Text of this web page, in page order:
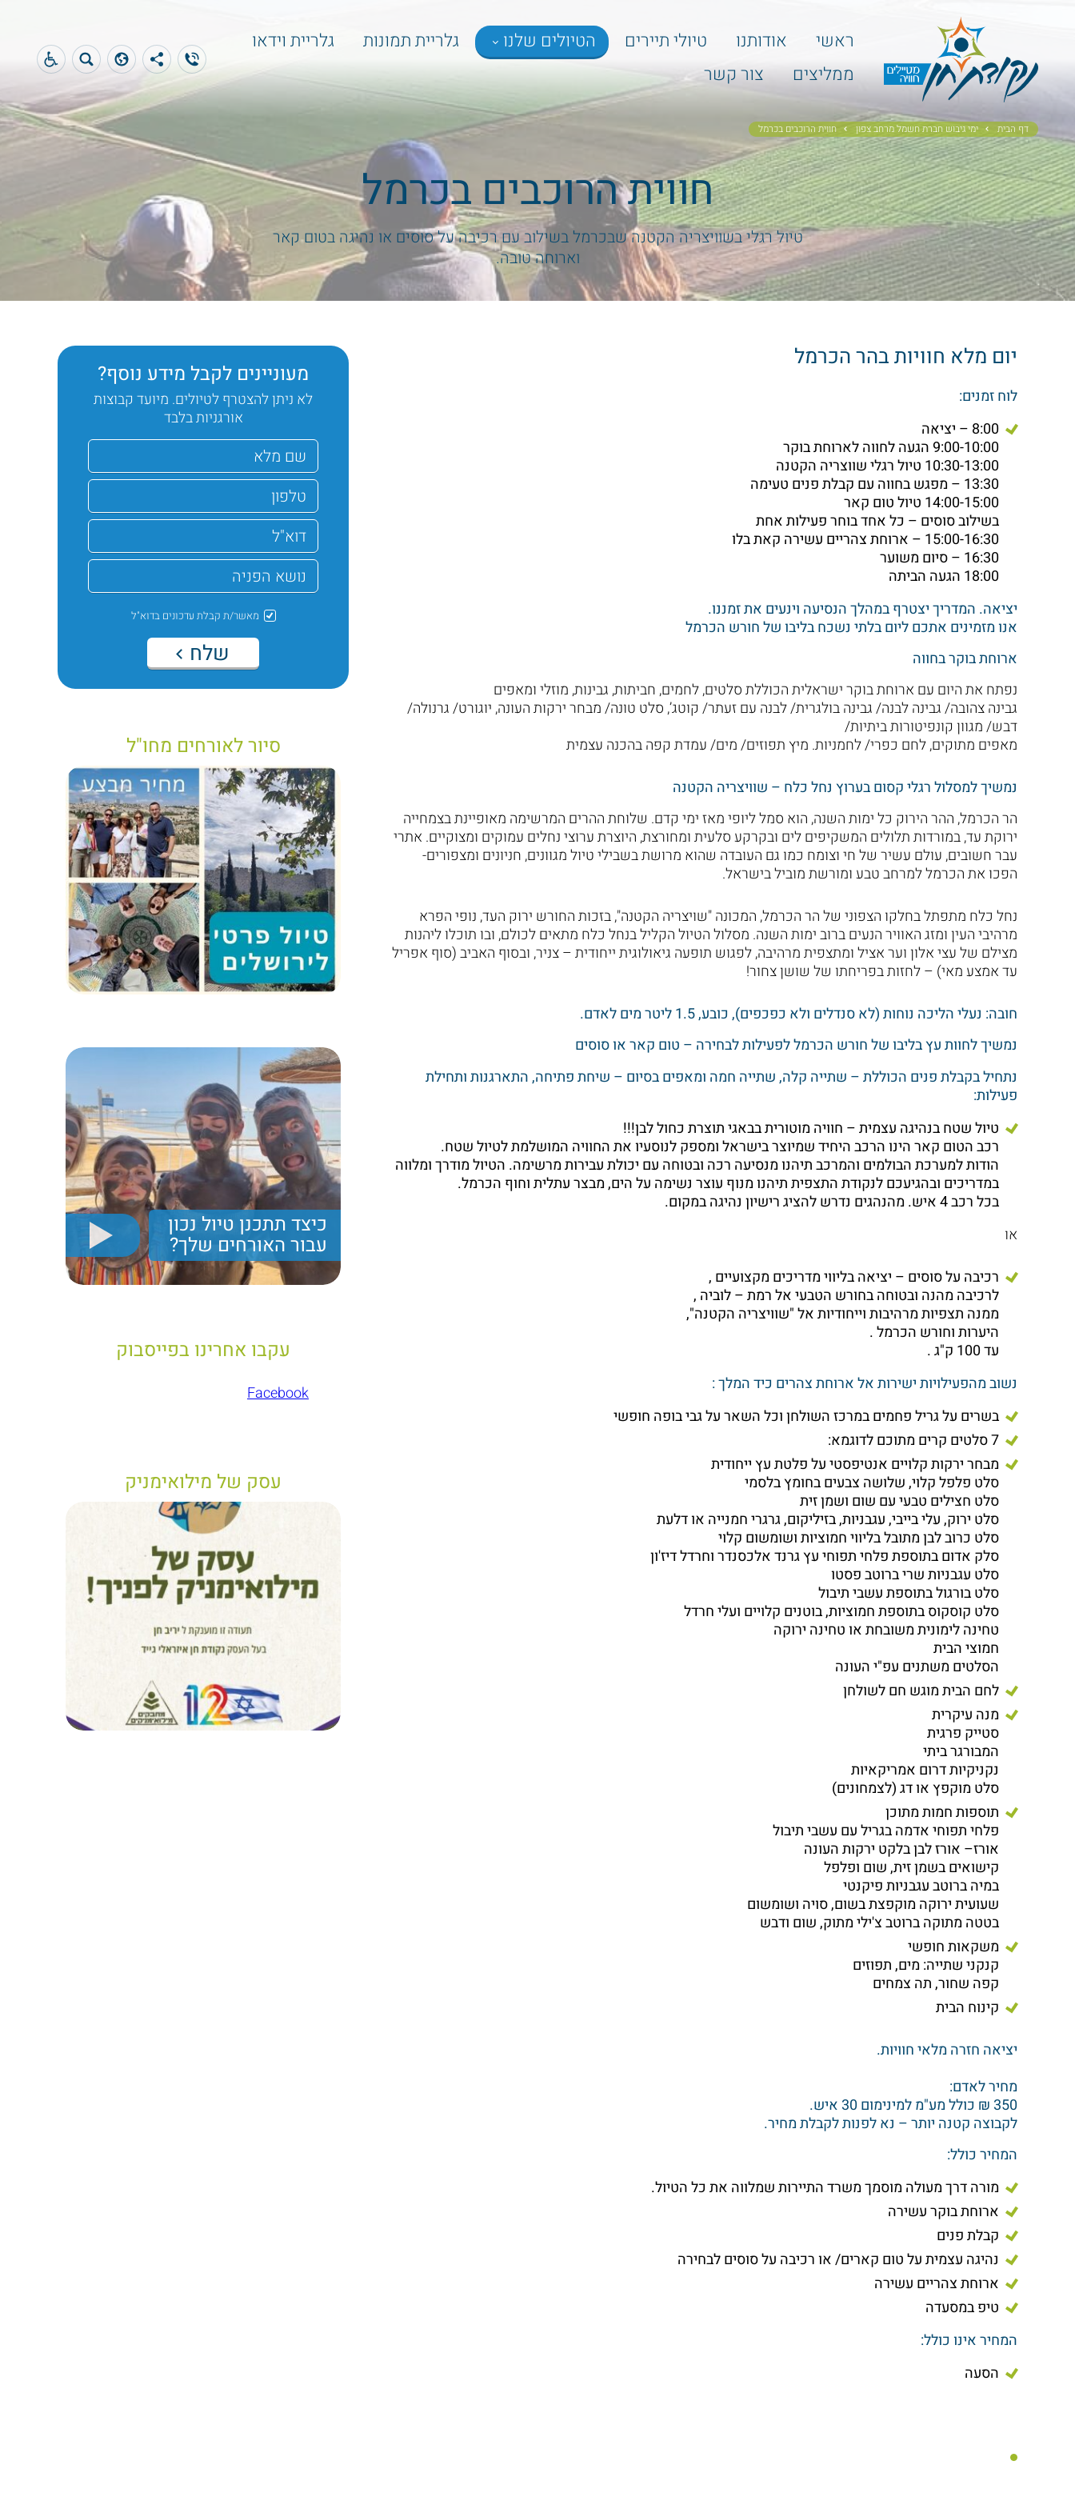
ראשי אודותנו טיולי תיירים הטיולים שלנו גלריית תמונות
גלריית וידאו
ממליצים
צור קשר
דף הבית ימי גיבוש חברת חשמל מרחב צפון חווית הרוכבים בכרמל
חווית הרוכבים בכרמל
טיול רגלי בשוויצריה הקטנה שבכרמל בשילוב עם רכיבה על סוסים או נהיגה בטום קאר
וארוחה טובה.
יום מלא חוויות בהר הכרמל
לוח זמנים:
8:00 – יציאה
9:00-10:00 הגעה לחווה לארוחת בוקר
10:30-13:00 טיול רגלי שווצריה הקטנה
13:30 – מפגש בחווה עם קבלת פנים טעימה
14:00-15:00 טיול טום קאר
בשילוב סוסים – כל אחד בוחר פעילות אחת
15:00-16:30 – ארוחת צהריים עשירה קאת בלו
16:30 – סיום משוער
18:00 הגעה הביתה
יציאה. המדריך יצטרף במהלך הנסיעה וינעים את זמננו.
אנו מזמינים אתכם ליום בלתי נשכח בליבו של חורש הכרמל
ארוחת בוקר בחווה
נפתח את היום עם ארוחת בוקר ישראלית הכוללת סלטים, לחמים, חביתות, גבינות, מוזלי ומאפים
גבינה צהובה/ גבינה לבנה/ גבינה בולגרית/ לבנה עם זעתר/ קוטג’, סלט טונה/ מבחר ירקות העונה, יוגורט/ גרנולה/
דבש/ מגוון קונפיטורות ביתיות/
מאפים מתוקים, לחם כפרי/ לחמניות. מיץ תפוזים/ מים/ עמדת קפה בהכנה עצמית
נמשיך למסלול רגלי קסום בערוץ נחל כלח – שוויצריה הקטנה
הר הכרמל, ההר הירוק כל ימות השנה, הוא סמל ליופי מאז ימי קדם. שלוחת ההרים המרשימה מאופיינת בצמחייה
ירוקת עד, במורדות תלולים המשקיפים לים ובקרקע סלעית ומחורצת, היוצרת ערוצי נחלים עמוקים ומצוקיים. אתרי
עבר חשובים, עולם עשיר של חי וצומח כמו גם העובדה שהוא מרושת בשבילי טיול מגוונים, חניונים ומצפורים-
הפכו את הכרמל למרחב טבע ומורשת מוביל בישראל.
נחל כלח מתפתל בחלקו הצפוני של הר הכרמל, המכונה "שויצריה הקטנה", בזכות החורש ירוק העד, נופי הפרא
מרהיבי העין ומזג האוויר הנעים ברוב ימות השנה. מסלול הטיול הקליל בנחל כלח מתאים לכולם, ובו תוכלו ליהנות
מצילם של עצי אלון וער אציל ומתצפית מרהיבה, לפגוש תופעה גיאולוגית ייחודית – צניר, ובסוף האביב (סוף אפריל
עד אמצע מאי) – לחזות בפריחתו של שושן צחור!
חובה: נעלי הליכה נוחות (לא סנדלים ולא כפכפים), כובע, 1.5 ליטר מים לאדם.
נמשיך לחוות עץ בליבו של חורש הכרמל לפעילות לבחירה – טום קאר או סוסים
נתחיל בקבלת פנים הכוללת – שתייה קלה, שתייה חמה ומאפים בסיום – שיחת פתיחה, התארגנות ותחילת
פעילות:
טיול שטח בנהיגה עצמית – חוויה מוטורית בבאגי תוצרת כחול לבן!!!
רכב הטום קאר הינו הרכב היחיד שמיוצר בישראל ומספק לנוסעיו את החוויה המושלמת לטיול שטח.
הודות למערכת הבולמים והמרכב תיהנו מנסיעה רכה ובטוחה עם יכולת עבירות מרשימה. הטיול מודרך ומלווה
במדריכים ובהגיעכם לנקודת התצפית תיהנו מנוף עוצר נשימה על הים, מבצר עתלית וחוף הכרמל.
בכל רכב 4 איש. מהנהגים נדרש להציג רישיון נהיגה במקום.
או
רכיבה על סוסים – יציאה בליווי מדריכים מקצועיים ,
לרכיבה מהנה ובטוחה בחורש הטבעי אל רמת – לוביה ,
ממנה תצפיות מרהיבות וייחודיות אל "שוויצריה הקטנה",
היערות וחורש הכרמל .
עד 100 ק"ג .
נשוב מהפעילויות ישירות אל ארוחת צהרים כיד המלך :
בשרים על גריל פחמים במרכז השולחן וכל השאר על גבי בופה חופשי
7 סלטים קרים מתוכם לדוגמא:
מבחר ירקות קלויים אנטיפסטי על פלטת עץ ייחודית
סלט פלפל קלוי, שלושה צבעים בחומץ בלסמי
סלט חצילים טבעי עם שום ושמן זית
סלט ירוק, עלי בייבי, עגבניות, בזיליקום, גרגרי חמנייה או דלעת
סלט כרוב לבן מתובל בליווי חמוציות ושומשום קלוי
סלק אדום בתוספת פלחי תפוחי עץ גרנד אלכסנדר וחרדל דיז'ון
סלט עגבניות שרי ברוטב פסטו
סלט בורגול בתוספת עשבי תיבול
סלט קוסקוס בתוספת חמוציות, בוטנים קלויים ועלי חרדל
טחינה לימונית משובחת או טחינה ירוקה
חמוצי הבית
הסלטים משתנים עפ"י העונה
לחם הבית מוגש חם לשולחן
מנה עיקרית
סטייק פרגית
המבורגר ביתי
נקניקיות דרום אמריקאיות
סלט מוקפץ או דג (לצמחונים)
תוספות חמות מתוכן
פלחי תפוחי אדמה בגריל עם עשבי תיבול
אורז– אורז לבן בלקט ירקות העונה
קישואים בשמן זית, שום ופלפל
במיה ברוטב עגבניות פיקנטי
שעועית ירוקה מוקפצת בשום, סויה ושומשום
בטטה מתוקה ברוטב צ'ילי מתוק, שום ודבש
משקאות חופשי
קנקני שתייה: מים, תפוזים
קפה שחור, תה צמחים
קינוח הבית
יציאה חזרה מלאי חוויות.
מחיר לאדם:
350 ₪ כולל מע"מ למינימום 30 איש.
לקבוצה קטנה יותר – נא לפנות לקבלת מחיר.
המחיר כולל:
מורה דרך מעולה מוסמך משרד התיירות שמלווה את כל הטיול.
ארוחת בוקר עשירה
קבלת פנים
נהיגה עצמית על טום קארים/ או רכיבה על סוסים לבחירה
ארוחת צהריים עשירה
טיפ במסעדה
המחיר אינו כולל:
הסעה
מעוניינים לקבל מידע נוסף?
לא ניתן להצטרף לטיולים. מיועד קבוצות
אורגניות בלבד
מאשר/ת קבלת עדכונים בדוא"ל
שלח
סיור לאורחים מחו"ל
כיצד תתכנן טיול נכון
עבור האורחים שלך?
יריב חן, מציג את הקווים המנחים לבניית טיול נכון עבור
תיירים בישראל
עקבו אחרינו בפייסבוק
Facebook
עסק של מילואימניק